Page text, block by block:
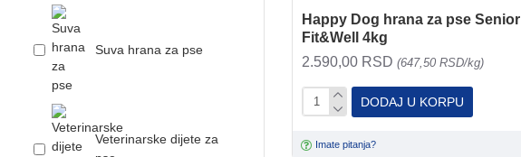
Suva hrana za pse
Veterinarske dijete za
Happy Dog hrana za pse Senior
Fit&Well 4kg
2.590,00 RSD (647,50 RSD/kg)
DODAJ U KORPU
Imate pitanja?